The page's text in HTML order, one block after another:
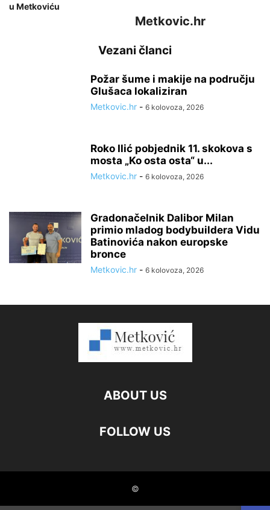
u Metkoviću
Metkovic.hr
Vezani članci
Požar šume i makije na području
Glušaca lokaliziran
Metkovic.hr - 6 kolovoza, 2026
Roko Ilić pobjednik 11. skokova s
mosta „Ko osta osta“ u...
Metkovic.hr - 6 kolovoza, 2026
Gradonačelnik Dalibor Milan
primio mladog bodybuildera Vidu
Batinovića nakon europske
bronce
Metkovic.hr - 6 kolovoza, 2026
ABOUT US
FOLLOW US
©